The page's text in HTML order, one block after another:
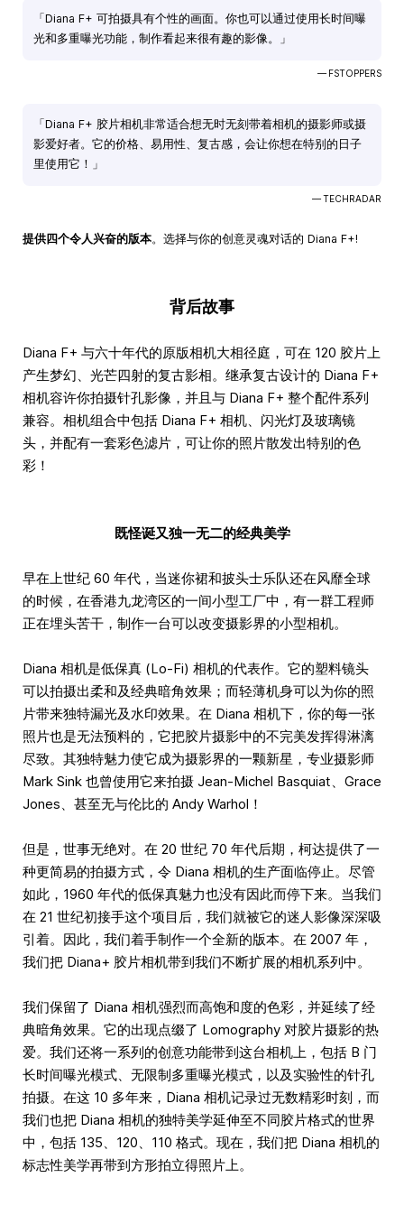
「Diana F+ 可拍摄具有个性的画面。你也可以通过使用长时间曝
光和多重曝光功能，制作看起来很有趣的影像。」
— FSTOPPERS
「Diana F+ 胶片相机非常适合想无时无刻带着相机的摄影师或摄
影爱好者。它的价格、易用性、复古感，会让你想在特别的日子
里使用它！」
— TECHRADAR
提供四个令人兴奋的版本。选择与你的创意灵魂对话的 Diana F+!
背后故事
Diana F+ 与六十年代的原版相机大相径庭，可在 120 胶片上
产生梦幻、光芒四射的复古影相。继承复古设计的 Diana F+
相机容许你拍摄针孔影像，并且与 Diana F+ 整个配件系列
兼容。相机组合中包括 Diana F+ 相机、闪光灯及玻璃镜
头，并配有一套彩色滤片，可让你的照片散发出特别的色
彩！
既怪诞又独一无二的经典美学
早在上世纪 60 年代，当迷你裙和披头士乐队还在风靡全球
的时候，在香港九龙湾区的一间小型工厂中，有一群工程师
正在埋头苦干，制作一台可以改变摄影界的小型相机。
Diana 相机是低保真 (Lo-Fi) 相机的代表作。它的塑料镜头
可以拍摄出柔和及经典暗角效果；而轻薄机身可以为你的照
片带来独特漏光及水印效果。在 Diana 相机下，你的每一张
照片也是无法预料的，它把胶片摄影中的不完美发挥得淋漓
尽致。其独特魅力使它成为摄影界的一颗新星，专业摄影师
Mark Sink 也曾使用它来拍摄 Jean-Michel Basquiat、Grace
Jones、甚至无与伦比的 Andy Warhol！
但是，世事无绝对。在 20 世纪 70 年代后期，柯达提供了一
种更简易的拍摄方式，令 Diana 相机的生产面临停止。尽管
如此，1960 年代的低保真魅力也没有因此而停下来。当我们
在 21 世纪初接手这个项目后，我们就被它的迷人影像深深吸
引着。因此，我们着手制作一个全新的版本。在 2007 年，
我们把 Diana+ 胶片相机带到我们不断扩展的相机系列中。
我们保留了 Diana 相机强烈而高饱和度的色彩，并延续了经
典暗角效果。它的出现点缀了 Lomography 对胶片摄影的热
爱。我们还将一系列的创意功能带到这台相机上，包括 B 门
长时间曝光模式、无限制多重曝光模式，以及实验性的针孔
拍摄。在这 10 多年来，Diana 相机记录过无数精彩时刻，而
我们也把 Diana 相机的独特美学延伸至不同胶片格式的世界
中，包括 135、120、110 格式。现在，我们把 Diana 相机的
标志性美学再带到方形拍立得照片上。